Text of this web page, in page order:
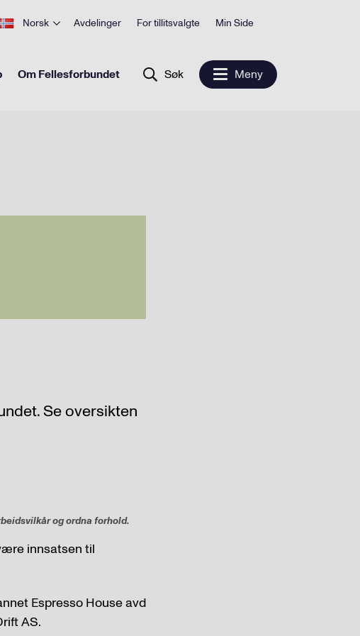
Norsk Avdelinger For tillitsvalgte Min Side
Om Fellesforbundet Søk Meny
Se oversikten
og ordna forhold.
innsatsen til
Espresso House avd
AS.